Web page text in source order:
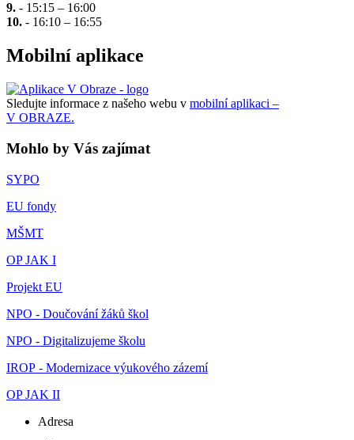
9. - 15:15 – 16:00
10. - 16:10 – 16:55
Mobilní aplikace
Sledujte informace z našeho webu v mobilní aplikaci –
V OBRAZE.
Mohlo by Vás zajímat
SYPO
EU fondy
MŠMT
OP JAK I
Projekt EU
NPO - Doučování žáků škol
NPO - Digitalizujeme školu
IROP - Modernizace výukového zázemí
OP JAK II
Adresa